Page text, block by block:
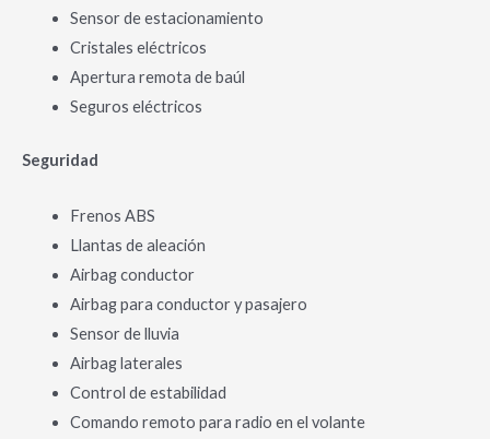
Sensor de estacionamiento
Cristales eléctricos
Apertura remota de baúl
Seguros eléctricos
Seguridad
Frenos ABS
Llantas de aleación
Airbag conductor
Airbag para conductor y pasajero
Sensor de lluvia
Airbag laterales
Control de estabilidad
Comando remoto para radio en el volante